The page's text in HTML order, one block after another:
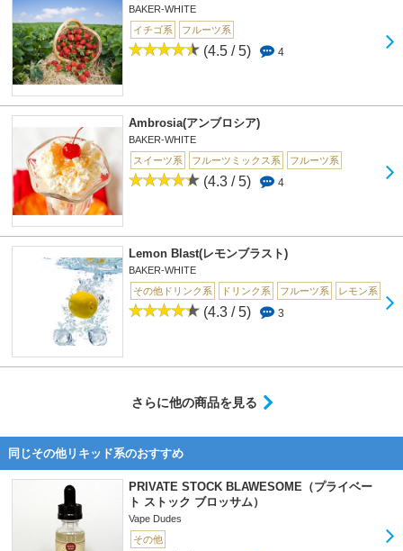
BAKER-WHITE
イチゴ系
フルーツ系
(4.5 / 5) 4
Ambrosia(アンブロシア)
BAKER-WHITE
スイーツ系
フルーツミックス系 フルーツ系
(4.3 / 5) 4
Lemon Blast(レモンブラスト)
BAKER-WHITE
その他ドリンク系
ドリンク系 フルーツ系 レモン系
(4.3 / 5) 3
さらに他の商品を見る
同じその他リキッド系のおすすめ
PRIVATE STOCK BLAWESOME（プライベー
ト ストック ブロッサム）
Vape Dudes
その他